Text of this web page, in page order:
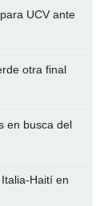
UCV ante
otra final
en busca del
Haití en